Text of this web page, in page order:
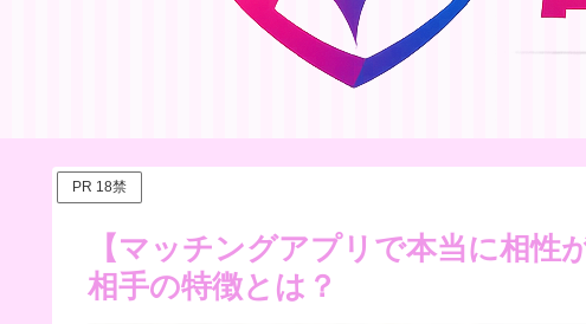
PR 18禁
【マッチングアプリで本当に相性
相手の特徴とは？